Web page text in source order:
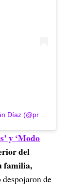
y ‘Modo
del
familia,
de